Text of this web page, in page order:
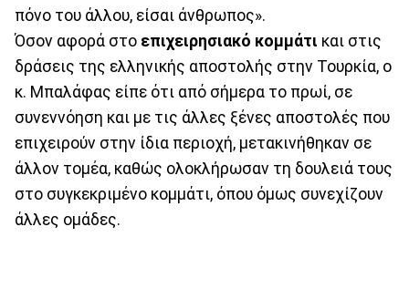
πόνο του άλλου, είσαι άνθρωπος».
Όσον αφορά στο επιχειρησιακό κομμάτι και στις
δράσεις της ελληνικής αποστολής στην Τουρκία, ο
κ. Μπαλάφας είπε ότι από σήμερα το πρωί, σε
συνεννόηση και με τις άλλες ξένες αποστολές που
επιχειρούν στην ίδια περιοχή, μετακινήθηκαν σε
άλλον τομέα, καθώς ολοκλήρωσαν τη δουλειά τους
στο συγκεκριμένο κομμάτι, όπου όμως συνεχίζουν
άλλες ομάδες.